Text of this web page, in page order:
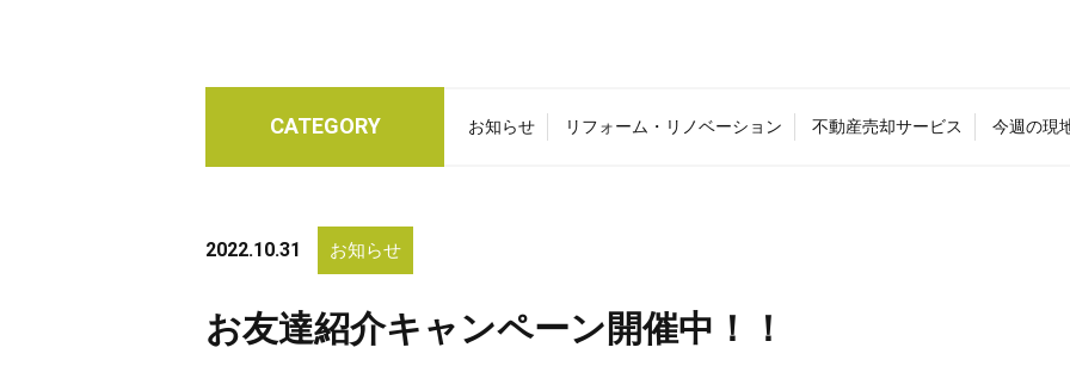
CATEGORY お知らせ リフォーム・リノベーション 不動産売却サービス 今週の現
2022.10.31 お知らせ
お友達紹介キャンペーン開催中！！